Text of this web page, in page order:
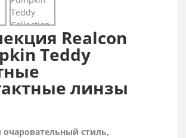
Realcon
Teddy
линзы
стиль,